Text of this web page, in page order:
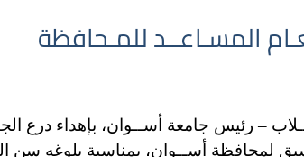
المسـاعــد للمـحافظة
– رئيس جامعة أســوان، بإهداء درع
لمحافظة أســوان، بمناسبة بلوغه سن